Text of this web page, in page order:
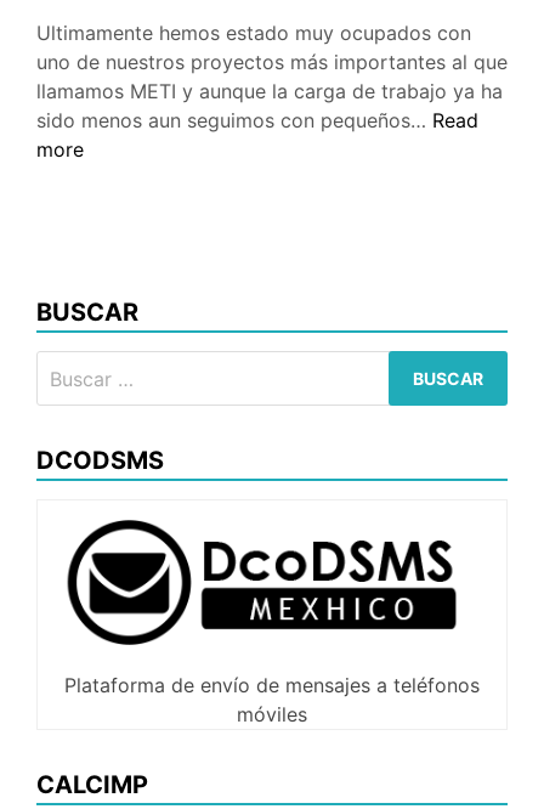
Ultimamente hemos estado muy ocupados con
uno de nuestros proyectos más importantes al que
llamamos METI y aunque la carga de trabajo ya ha
sido menos aun seguimos con pequeños… Que
Read
more
BUSCAR
DCODSMS
Plataforma de envío de mensajes a teléfonos
móviles
CALCIMP